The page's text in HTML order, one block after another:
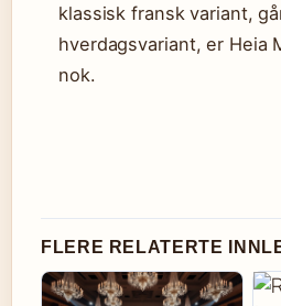
klassisk fransk variant,
hverdagsvariant, er
nok.
FLERE RELATERTE